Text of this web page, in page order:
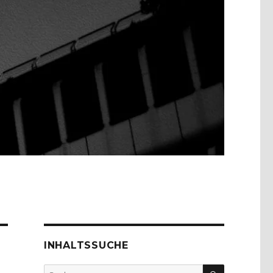
INHALTSSUCHE
Suche SUCHEN